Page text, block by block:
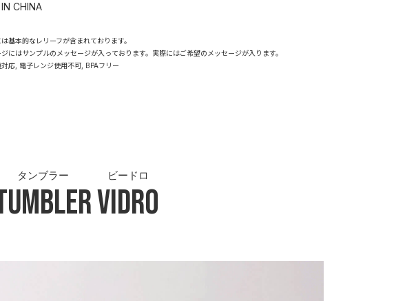
CHINA
基本的なレリーフが含まれております。
にはサンプルのメッセージが入っております。実際にはご希望のメッセージが入ります。
応, 電子レンジ使用不可, BPAフリー
タンブラー
Vidro
ビードロ